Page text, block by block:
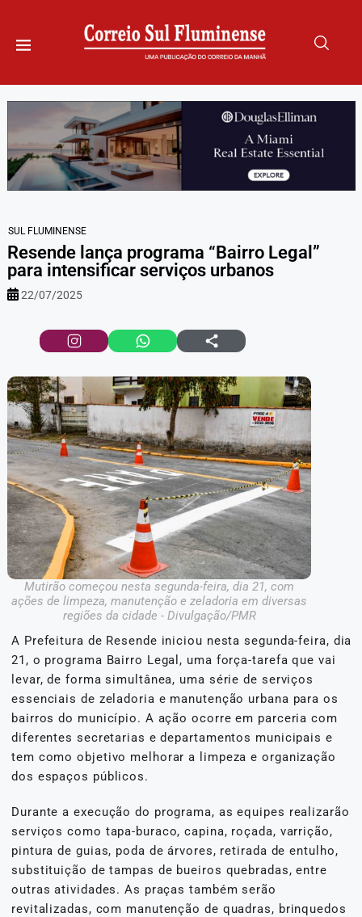
SUL FLUMINENSE
Resende lança programa “Bairro Legal”
para intensificar serviços urbanos
22/07/2025
Mutirão começou nesta segunda-feira, dia 21, com
ações de limpeza, manutenção e zeladoria em diversas
regiões da cidade - Divulgação/PMR
A Prefeitura de Resende iniciou nesta segunda-feira, dia
21, o programa Bairro Legal, uma força-tarefa que vai
levar, de forma simultânea, uma série de serviços
essenciais de zeladoria e manutenção urbana para os
bairros do município. A ação ocorre em parceria com
diferentes secretarias e departamentos municipais e
tem como objetivo melhorar a limpeza e organização
dos espaços públicos.
Durante a execução do programa, as equipes realizarão
serviços como tapa-buraco, capina, roçada, varrição,
pintura de guias, poda de árvores, retirada de entulho,
substituição de tampas de bueiros quebradas, entre
outras atividades. As praças também serão
revitalizadas, com manutenção de quadras, brinquedos